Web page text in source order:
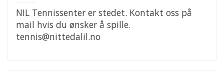
NIL Tennissenter er stedet. Kontakt oss på
mail hvis du ønsker å spille.
tennis@nittedalil.no